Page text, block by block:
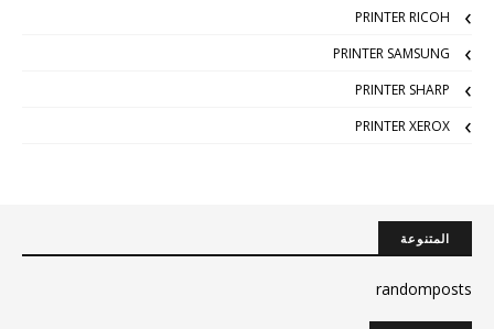
PRINTER RICOH
PRINTER SAMSUNG
PRINTER SHARP
PRINTER XEROX
المتنوعة
randomposts